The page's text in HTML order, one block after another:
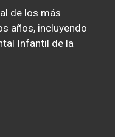
de los más
años, incluyendo
Infantil de la